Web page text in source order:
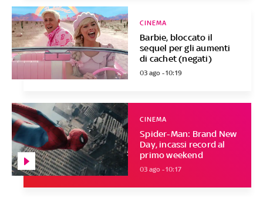
Barbie, bloccato il
sequel per gli aumenti
di cachet (negati)
CINEMA
03 ago - 10:19
Spider-Man: Brand New
Day, incassi record al
primo weekend
CINEMA
03 ago - 10:17